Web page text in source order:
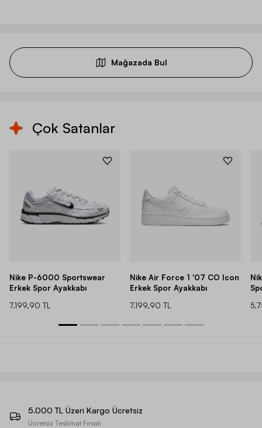
Mağazada Bul
Çok Satanlar
Nike P-6000 Sportswear
Erkek Spor Ayakkabı
7.199,90 TL
Nike Air Force 1 '07 CO Icon
Erkek Spor Ayakkabı
7.199,90 TL
5.000 TL Üzeri Kargo Ücretsiz
Ücretsiz Teslimat Fırsatı